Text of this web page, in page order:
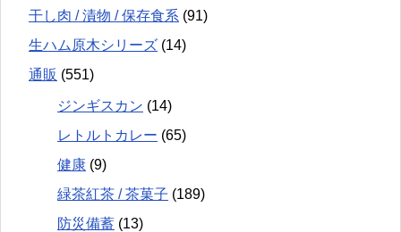
干し肉 / 漬物 / 保存食系 (91)
生ハム原木シリーズ (14)
通販 (551)
ジンギスカン (14)
レトルトカレー (65)
健康 (9)
緑茶紅茶 / 茶菓子 (189)
防災備蓄 (13)